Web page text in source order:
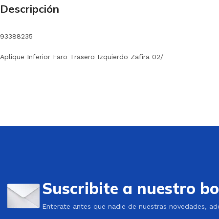
Descripción
93388235
Aplique Inferior Faro Trasero Izquierdo Zafira 02/
Suscribite a nuestro
Enterate antes que nadie de nuestras novedades,